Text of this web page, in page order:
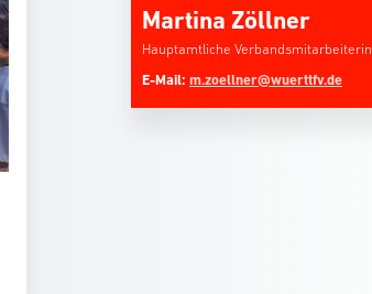
Martina Zöllner
Hauptamtliche Verbandsmitarbeiterin
E-Mail: m.zoellner@wuerttfv.de